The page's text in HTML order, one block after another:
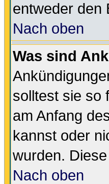
entweder den
Nach oben
Was sind
solltest sie so
am Anfang
kannst oder
wurden.
Nach oben